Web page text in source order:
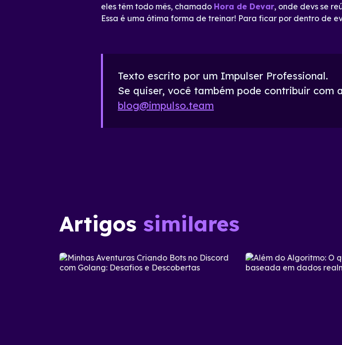
eles têm todo mês, chamado Hora de Devar, onde devs se
Essa é uma ótima forma de treinar! Para ficar por dentro de
Texto escrito por um Impulser Professional.
Se quiser, você também pode contribuir com
blog@impulso.team
Artigos similares